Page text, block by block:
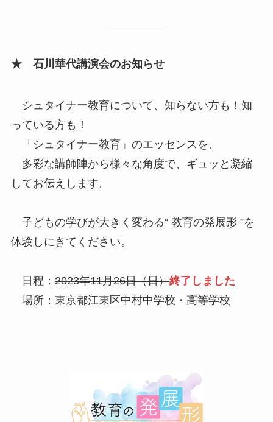
★ 石川華代講演会のお知らせ
シュタイナー教育について、知らない方も！知
っている方も！
「シュタイナー教育」のエッセンスを、
多彩な講師陣から様々な角度で、ギュッと凝縮
してお伝えします。
子どもの学びが大きく変わる“ 教育の発展形 ”を
体験しにきてください。
日程： 2023年11月26日（日）終了しました
場所：東京都江東区中村中学校・高等学校